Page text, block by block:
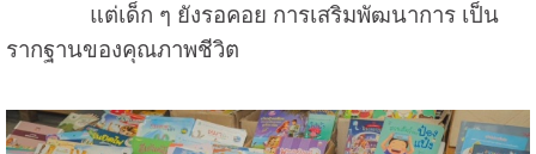
แต่เด็ก ๆ ยังรอคอย การเสริมพัฒนาการ เป็น
รากฐานของคุณภาพชีวิต